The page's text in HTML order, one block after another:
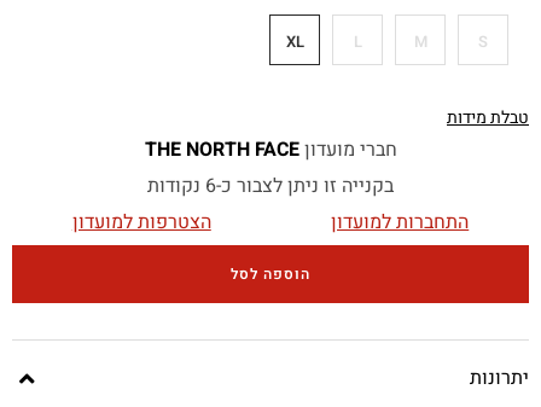
S
M
L
XL
טבלת מידות
חברי מועדוןTHE NORTH FACE
בקנייה זו ניתן לצבור כ-6 נקודות
התחברות למועדון
הצטרפות למועדון
הוספה לסל
יתרונות